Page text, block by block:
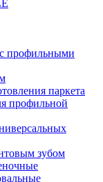
профильными
паркета
профильной
зубом